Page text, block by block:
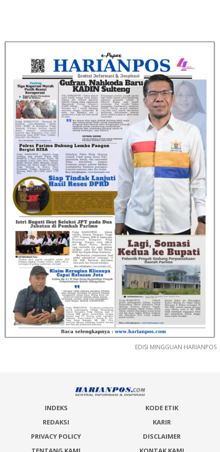
EDISI MINGGUAN HARIANPOS
INDEKS
KODE ETIK
REDAKSI
KARIR
PRIVACY POLICY
DISCLAIMER